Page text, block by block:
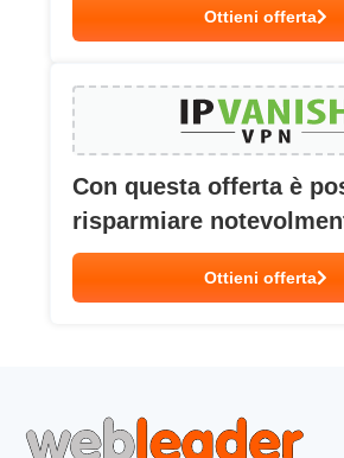
Ottieni offerta
Con questa offerta è
risparmiare
Ottieni offerta